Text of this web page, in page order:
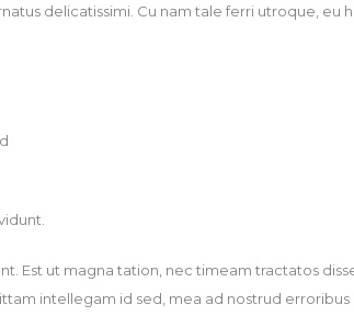
delicatissimi. Cu nam tale ferri utroque, eu
Est ut magna tation, nec timeam tractatos
intellegam id sed, mea ad nostrud